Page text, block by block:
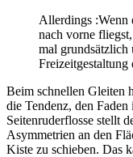
Allerdings :Wenn
nach vorne
mal grundsätzlich
Freizeitgestaltung
Beim schnellen Gleiten
die Tendenz, den
Seitenruderflosse stellt
Asymmetrien an den
Kiste zu schieben. Das